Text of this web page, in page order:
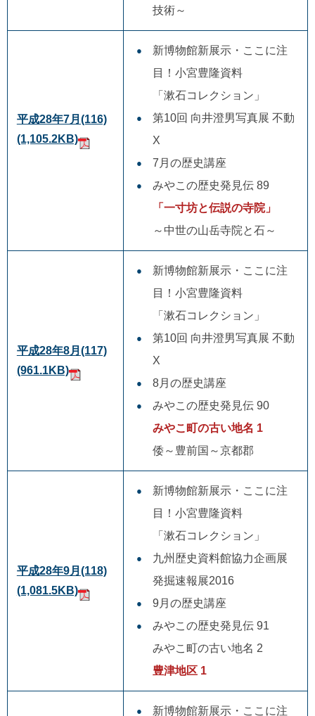
技術～
平成28年7月(116)
(1,105.2KB)
新博物館新展示・ここに注
目！小宮豊隆資料
「漱石コレクション」
第10回 向井澄男写真展 不動
X
7月の歴史講座
みやこの歴史発見伝 89
「一寸坊と伝説の寺院」
～中世の山岳寺院と石～
平成28年8月(117)
(961.1KB)
新博物館新展示・ここに注
目！小宮豊隆資料
「漱石コレクション」
第10回 向井澄男写真展 不動
X
8月の歴史講座
みやこの歴史発見伝 90
みやこ町の古い地名 1
倭～豊前国～京都郡
平成28年9月(118)
(1,081.5KB)
新博物館新展示・ここに注
目！小宮豊隆資料
「漱石コレクション」
九州歴史資料館協力企画展
発掘速報展2016
9月の歴史講座
みやこの歴史発見伝 91
みやこ町の古い地名 2
豊津地区 1
新博物館新展示・ここに注